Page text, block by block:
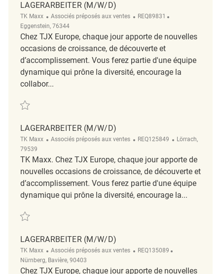
LAGERARBEITER (M/W/D)
TK Maxx Catégorie
Associés préposés aux ventes ReqId
REQ89831
Eggenstein, 76344
Chez TJX Europe, chaque jour apporte de nouvelles
occasions de croissance, de découverte et
d’accomplissement. Vous ferez partie d'une équipe
dynamique qui prône la diversité, encourage la
collabor...
Sauvegarder Lagerarbeiter (m/w/d) REQ89831
LAGERARBEITER (M/W/D)
TK Maxx Catégorie
Associés préposés aux ventes ReqId
REQ125849 Emplacement
Lörrach,
79539
TK Maxx. Chez TJX Europe, chaque jour apporte de
nouvelles occasions de croissance, de découverte et
d’accomplissement. Vous ferez partie d'une équipe
dynamique qui prône la diversité, encourage la...
Sauvegarder Lagerarbeiter (m/w/d) REQ125849
LAGERARBEITER (M/W/D)
TK Maxx Catégorie
Associés préposés aux ventes ReqId
REQ135089
Nürnberg, Bavière, 90403
Chez TJX Europe, chaque jour apporte de nouvelles